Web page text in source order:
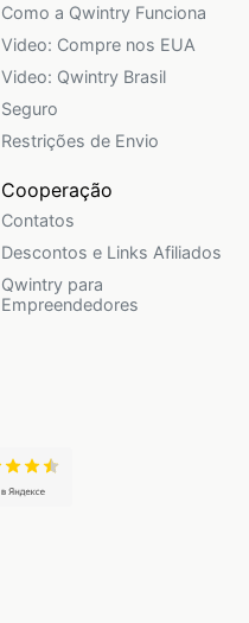
Como a Qwintry Funciona
Video: Compre nos EUA
Video: Qwintry Brasil
Seguro
Restrições de Envio
Cooperação
Contatos
Descontos e Links Afiliados
Qwintry para
Empreendedores